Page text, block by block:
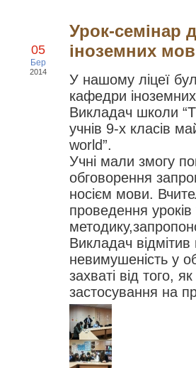
05
Бер
2014
Урок-семінар
іноземних мов
У нашому ліцеї
кафедри
Викладач школи
учнів 9-х класів
world”.
Учні мали змогу
обговорення
носієм мови.
проведення
Викладач відмітив
невимушеність у
захваті від того,
застосування на